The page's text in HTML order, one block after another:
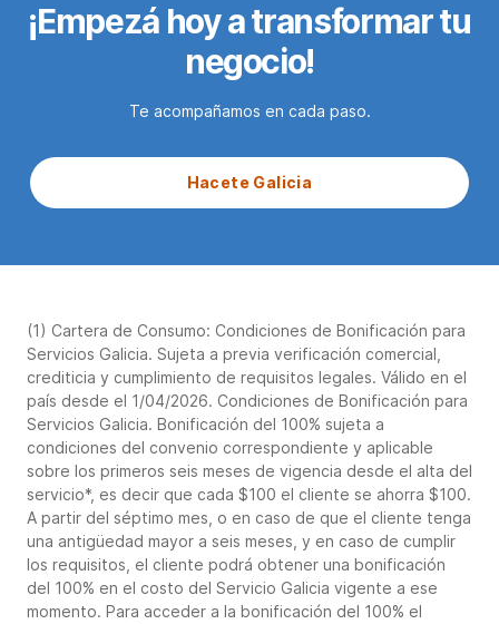
¡Empezá hoy a transformar tu
negocio!
Te acompañamos en cada paso.
Hacete Galicia
(1) Cartera de Consumo: Condiciones de Bonificación para
Servicios Galicia. Sujeta a previa verificación comercial,
crediticia y cumplimiento de requisitos legales. Válido en el
país desde el 1/04/2026. Condiciones de Bonificación para
Servicios Galicia. Bonificación del 100% sujeta a
condiciones del convenio correspondiente y aplicable
sobre los primeros seis meses de vigencia desde el alta del
servicio*, es decir que cada $100 el cliente se ahorra $100.
A partir del séptimo mes, o en caso de que el cliente tenga
una antigüedad mayor a seis meses, y en caso de cumplir
los requisitos, el cliente podrá obtener una bonificación
del 100% en el costo del Servicio Galicia vigente a ese
momento. Para acceder a la bonificación del 100% el